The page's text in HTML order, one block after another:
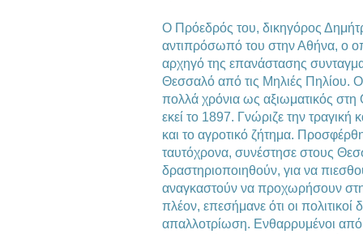
Ο Πρόεδρός του, δικηγόρος
αντιπρόσωπό του στην Αθήνα, ο
αρχηγό της επανάστασης
Θεσσαλό από τις Μηλιές Πηλίου.
πολλά χρόνια ως αξιωματικός στη
εκεί το 1897. Γνώριζε την
και το αγροτικό ζήτημα.
ταυτόχρονα, συνέστησε στους
δραστηριοποιηθούν, για να
αναγκαστούν να προχωρήσουν
πλέον, επεσήμανε ότι οι πολιτικοί
απαλλοτρίωση. Ενθαρρυμένοι από